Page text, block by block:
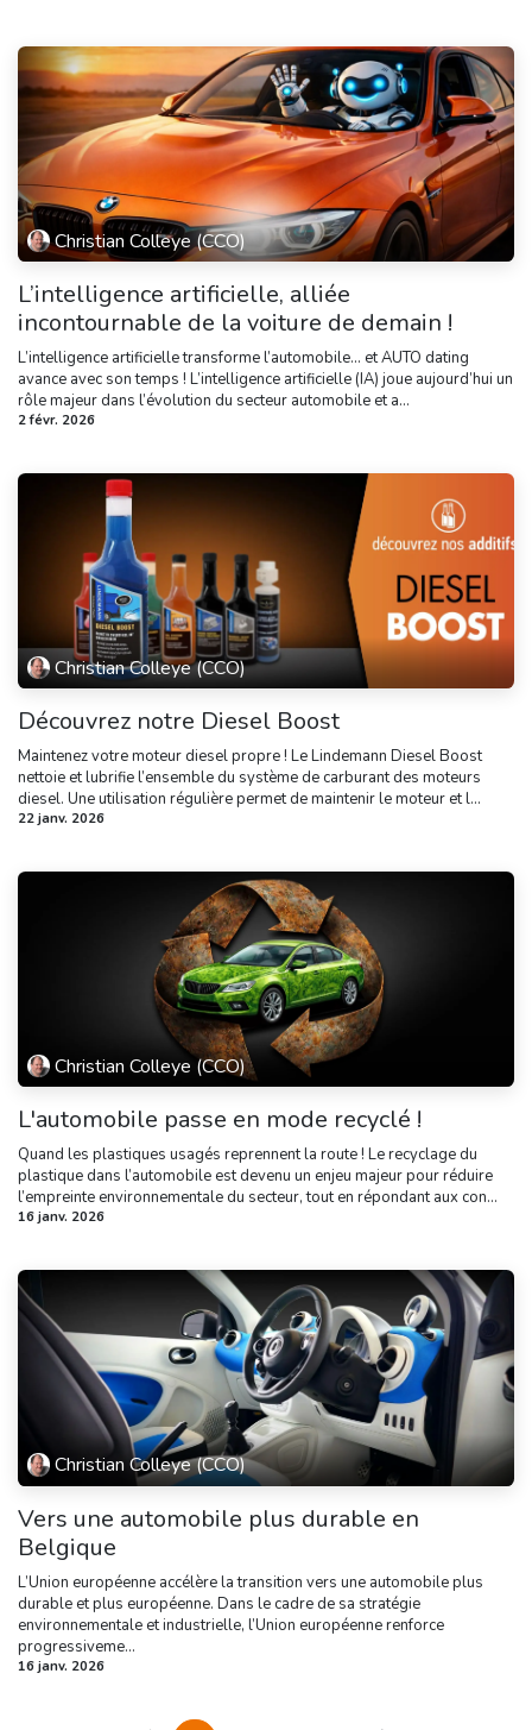
Christian Colleye (CCO)
L’intelligence artificielle, alliée
incontournable de la voiture de demain !
L’intelligence artificielle transforme l’automobile… et AUTO dating
avance avec son temps ! L’intelligence artificielle (IA) joue aujourd’hui un
rôle majeur dans l’évolution du secteur automobile et a...
2 févr. 2026
Christian Colleye (CCO)
Découvrez notre Diesel Boost
Maintenez votre moteur diesel propre ! Le Lindemann Diesel Boost
nettoie et lubrifie l’ensemble du système de carburant des moteurs
diesel. Une utilisation régulière permet de maintenir le moteur et l...
22 janv. 2026
Christian Colleye (CCO)
L'automobile passe en mode recyclé !
Quand les plastiques usagés reprennent la route ! Le recyclage du
plastique dans l’automobile est devenu un enjeu majeur pour réduire
l’empreinte environnementale du secteur, tout en répondant aux con...
16 janv. 2026
Christian Colleye (CCO)
Vers une automobile plus durable en
Belgique
L’Union européenne accélère la transition vers une automobile plus
durable et plus européenne. Dans le cadre de sa stratégie
environnementale et industrielle, l’Union européenne renforce
progressiveme...
16 janv. 2026